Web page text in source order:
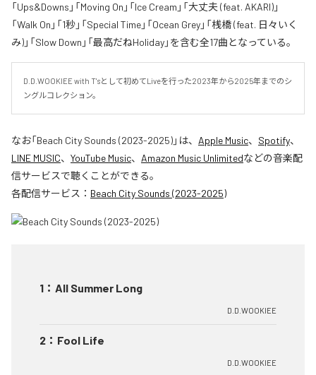
「Ups&Downs」「Moving On」「Ice Cream」「大丈夫 (feat. AKARI)」
「Walk On」「1秒」「Special Time」「Ocean Grey」「桟橋 (feat. 日々いく
み)」「Slow Down」「最高だねHoliday」を含む全17曲となっている。
D.D.WOOKIEE with T'sとして初めてLiveを行った2023年から2025年までのシ
ングルコレクション。
なお「Beach City Sounds (2023-2025)」は、 Apple Music、 Spotify、
LINE MUSIC、 YouTube Music、 Amazon Music Unlimitedなどの音楽配
信サービスで聴くことができる。
各配信サービス： Beach City Sounds (2023-2025)
1 ： All Summer Long
D.D.WOOKIEE
2 ： Fool Life
D.D.WOOKIEE